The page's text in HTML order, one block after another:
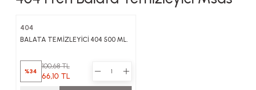
404
BALATA TEMİZLEYİCİ 404 500 ML.
%34
100,68 TL
66,10 TL